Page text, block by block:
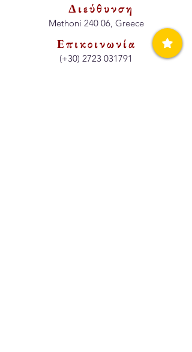
Διεύθυνση
Methoni 240 06, Greece
Επικοινωνία
(+30) 2723 031791